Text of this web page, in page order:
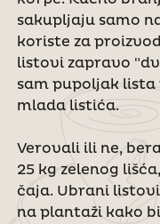
sakupljaju samo
koriste za
listovi zapravo
sam pupoljak
mlada listića.
Verovali ili ne,
25 kg zelenog
čaja. Ubrani
na plantaži kako